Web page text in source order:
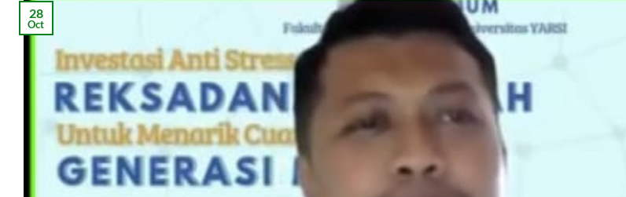
28
Oct